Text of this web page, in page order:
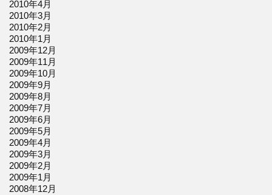
2010年4月
2010年3月
2010年2月
2010年1月
2009年12月
2009年11月
2009年10月
2009年9月
2009年8月
2009年7月
2009年6月
2009年5月
2009年4月
2009年3月
2009年2月
2009年1月
2008年12月